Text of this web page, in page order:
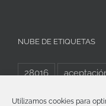
Utilizamos cookies para
NUBE DE ETIQUETAS
28016
bienestar